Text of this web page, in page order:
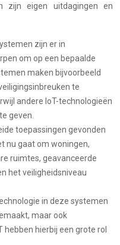
zijn eigen uitdagingen en
zijn er in
om op een bepaalde
maken bijvoorbeeld
te
andere IoT-technologieën
geven.
toepassingen gevonden
nu gaat om woningen,
ruimtes, geavanceerde
het veiligheidsniveau
in deze systemen
maar ook
hebben hierbij een grote rol